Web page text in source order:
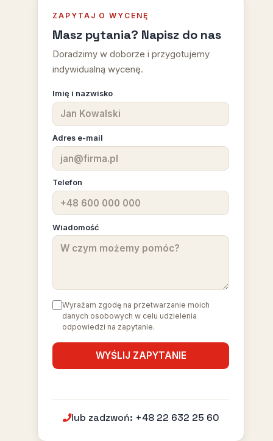
ZAPYTAJ O WYCENĘ
Masz pytania? Napisz do nas
Doradzimy w doborze i przygotujemy
indywidualną wycenę.
Imię i nazwisko
Adres e-mail
Telefon
Wiadomość
Wyrażam zgodę na przetwarzanie moich
danych osobowych w celu udzielenia
odpowiedzi na zapytanie.
lub zadzwoń: +48 22 632 25 60